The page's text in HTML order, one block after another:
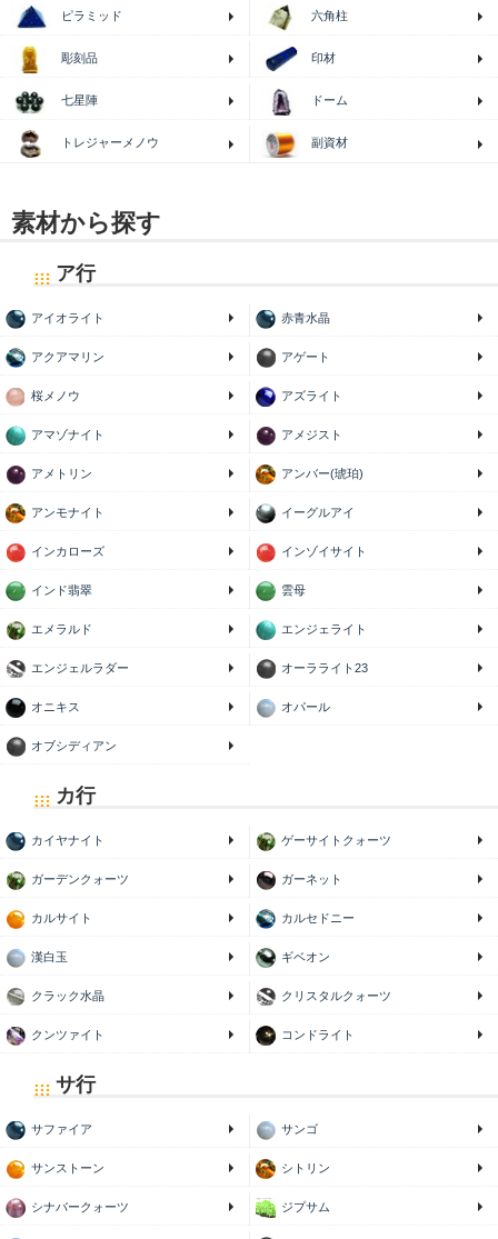
ピラミッド 六角柱
彫刻品 印材
七星陣 ドーム
トレジャーメノウ 副資材
素材から探す
ア行
アイオライト 赤青水晶
アクアマリン アゲート
桜メノウ アズライト
アマゾナイト アメジスト
アメトリン アンバー(琥珀)
アンモナイト イーグルアイ
インカローズ インゾイサイト
インド翡翠 雲母
エメラルド エンジェライト
エンジェルラダー オーラライト23
オニキス オパール
オブシディアン
カ行
カイヤナイト ゲーサイトクォーツ
ガーデンクォーツ ガーネット
カルサイト カルセドニー
漢白玉 ギベオン
クラック水晶 クリスタルクォーツ
クンツァイト コンドライト
サ行
サファイア サンゴ
サンストーン シトリン
シナバークォーツ ジプサム